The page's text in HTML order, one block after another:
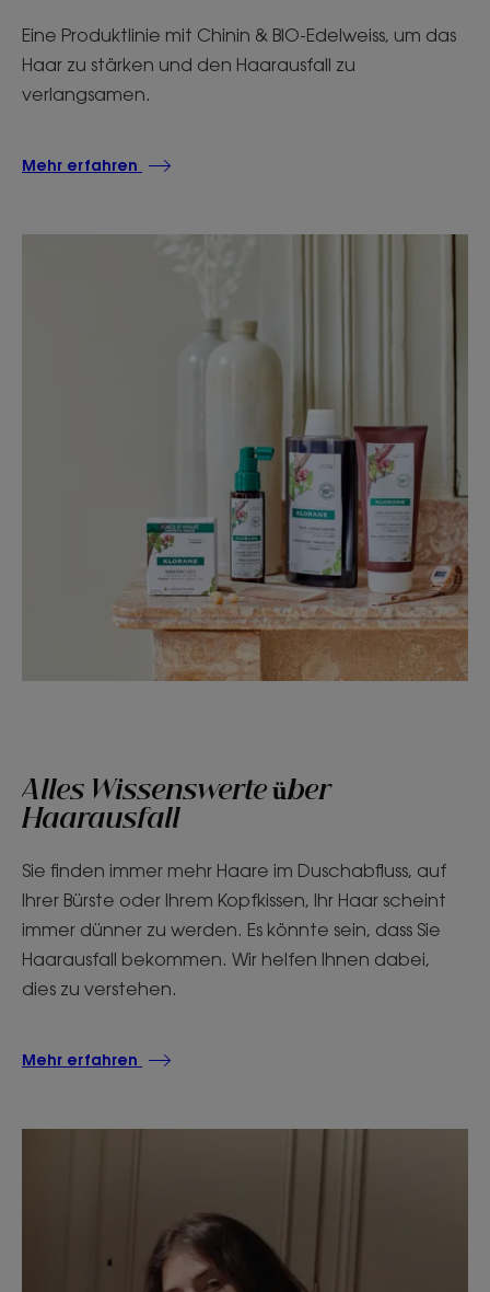
Eine Produktlinie mit Chinin & BIO-Edelweiss, um das
Haar zu stärken und den Haarausfall zu
verlangsamen.
Mehr erfahren
Alles Wissenswerte über
Haarausfall
Sie finden immer mehr Haare im Duschabfluss, auf
Ihrer Bürste oder Ihrem Kopfkissen, Ihr Haar scheint
immer dünner zu werden. Es könnte sein, dass Sie
Haarausfall bekommen. Wir helfen Ihnen dabei,
dies zu verstehen.
Mehr erfahren